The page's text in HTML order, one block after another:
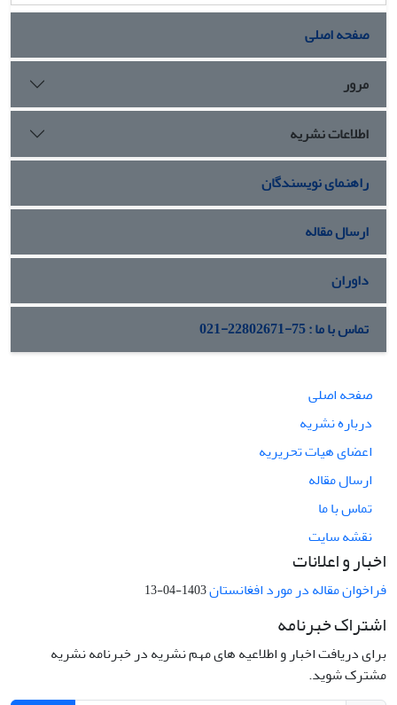
صفحه اصلی
مرور
اطلاعات نشریه
راهنمای نویسندگان
ارسال مقاله
داوران
تماس با ما : 75-22802671-021
صفحه اصلی
درباره نشریه
اعضای هیات تحریریه
ارسال مقاله
تماس با ما
نقشه سایت
اخبار و اعلانات
فراخوان مقاله در مورد افغانستان1403-04-13
اشتراک خبرنامه
برای دریافت اخبار و اطلاعیه های مهم نشریه در خبرنامه نشریه
مشترک شوید.